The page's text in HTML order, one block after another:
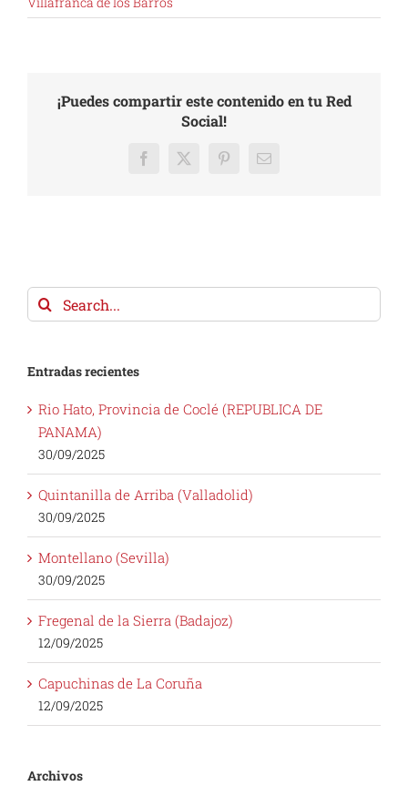
¡Puedes compartir este contenido en tu Red
Social!
Facebook
X PinterestEmail
Search
for:
Entradas recientes
Rio Hato, Provincia de Coclé (REPUBLICA DE
PANAMA)
30/09/2025
Quintanilla de Arriba (Valladolid)
30/09/2025
Montellano (Sevilla)
30/09/2025
Fregenal de la Sierra (Badajoz)
12/09/2025
Capuchinas de La Coruña
12/09/2025
Archivos